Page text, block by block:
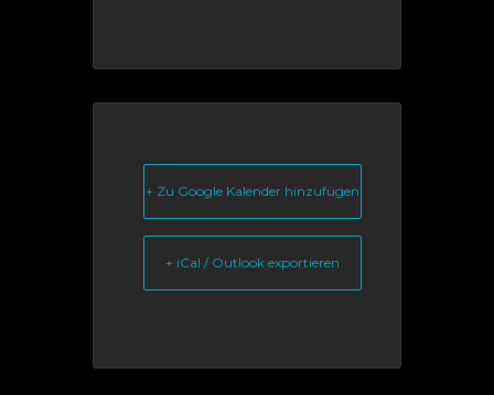
+ Zu Google Kalender hinzufügen
+ iCal / Outlook exportieren